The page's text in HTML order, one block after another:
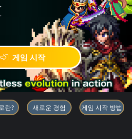
게임 시작
「BRAVE
란? 새로운 경험 게임 시작 방법